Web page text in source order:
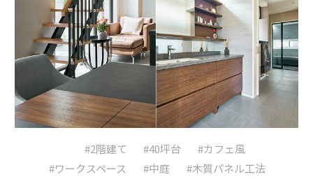
#2階建て #40坪台
#カフェ風
#ワークスペース
#中庭
#木質パネル工法